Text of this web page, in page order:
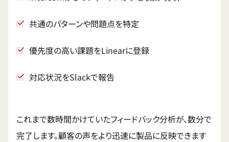
共通のパターンや問題点を特定
優先度の高い課題をLinearに登録
対応状況をSlackで報告
これまで数時間かけていたフィードバック分析が、数分で
完了します。顧客の声をより迅速に製品に反映できます